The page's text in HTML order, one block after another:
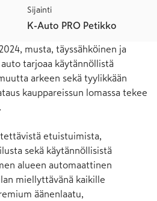
Sijainti
K-Auto PRO Petikko
musta, täyssähköinen ja
tarjoaa käytännöllistä
arkeen sekä tyylikkään
kauppareissun lomassa tekee
etuistuimista,
sekä käytännöllisistä
alueen automaattinen
miellyttävänä kaikille
äänenlaatu,